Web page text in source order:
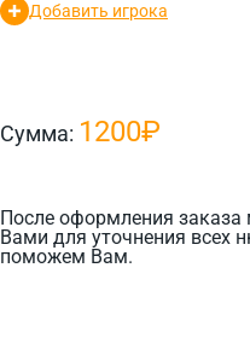
Добавить игрока
После оформления
Вами для уточнения всех
поможем Вам.
Сумма: 1200₽